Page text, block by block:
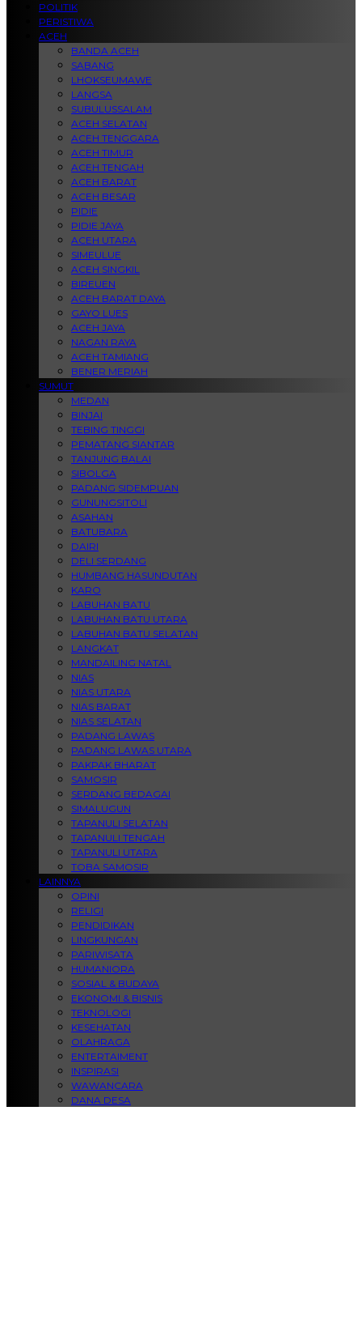
POLITIK
PERISTIWA
ACEH
BANDA ACEH
SABANG
LHOKSEUMAWE
LANGSA
SUBULUSSALAM
ACEH SELATAN
ACEH TENGGARA
ACEH TIMUR
ACEH TENGAH
ACEH BARAT
ACEH BESAR
PIDIE
PIDIE JAYA
ACEH UTARA
SIMEULUE
ACEH SINGKIL
BIREUEN
ACEH BARAT DAYA
GAYO LUES
ACEH JAYA
NAGAN RAYA
ACEH TAMIANG
BENER MERIAH
SUMUT
MEDAN
BINJAI
TEBING TINGGI
PEMATANG SIANTAR
TANJUNG BALAI
SIBOLGA
PADANG SIDEMPUAN
GUNUNGSITOLI
ASAHAN
BATUBARA
DAIRI
DELI SERDANG
HUMBANG HASUNDUTAN
KARO
LABUHAN BATU
LABUHAN BATU UTARA
LABUHAN BATU SELATAN
LANGKAT
MANDAILING NATAL
NIAS
NIAS UTARA
NIAS BARAT
NIAS SELATAN
PADANG LAWAS
PADANG LAWAS UTARA
PAKPAK BHARAT
SAMOSIR
SERDANG BEDAGAI
SIMALUGUN
TAPANULI SELATAN
TAPANULI TENGAH
TAPANULI UTARA
TOBA SAMOSIR
LAINNYA
OPINI
RELIGI
PENDIDIKAN
LINGKUNGAN
PARIWISATA
HUMANIORA
SOSIAL & BUDAYA
EKONOMI & BISNIS
TEKNOLOGI
KESEHATAN
OLAHRAGA
ENTERTAIMENT
INSPIRASI
WAWANCARA
DANA DESA